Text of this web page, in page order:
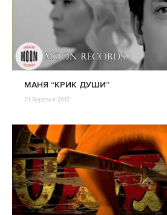
МАНЯ “КРИК ДУШИ”
21 Березня 2012